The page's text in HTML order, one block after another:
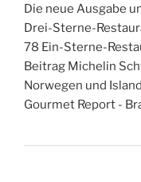
Die neue Ausgabe
Drei-Sterne-
78 Ein-Sterne-
Beitrag Michelin
Norwegen und
Gourmet Report -